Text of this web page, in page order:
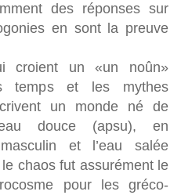
des réponses sur
en sont la preuve
croient un «un noûn»
temps et les mythes
un monde né de
douce (apsu), en
et l’eau salée
chaos fut assurément le
pour les gréco-